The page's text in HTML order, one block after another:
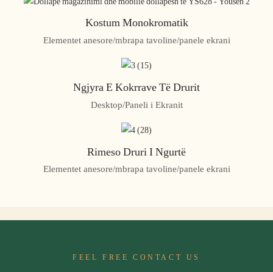
Kostum Monokromatik
Elementet anesore/mbrapa tavoline/panele ekrani
Ngjyra E Kokrrave Të Drurit
Desktop/Paneli i Ekranit
Rimeso Druri I Ngurtë
Elementet anesore/mbrapa tavoline/panele ekrani
FEEL FREE CONTACT US